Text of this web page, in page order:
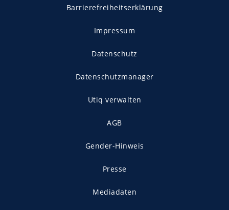
Barrierefreiheitserklärung
Impressum
Datenschutz
Datenschutzmanager
Utiq verwalten
AGB
Gender-Hinweis
Presse
Mediadaten